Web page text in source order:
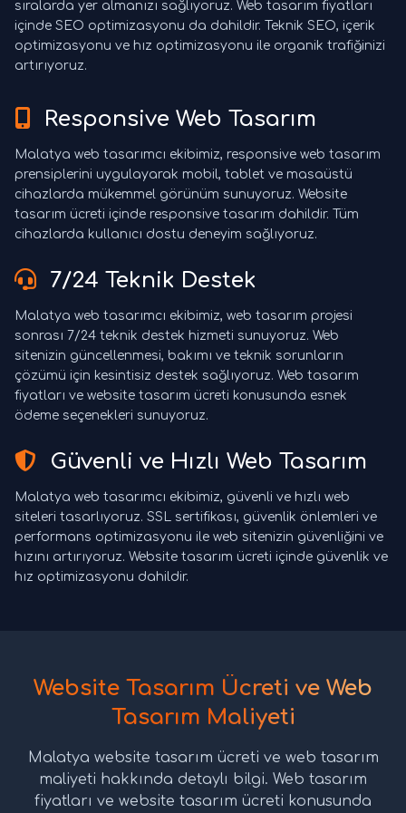
sıralarda yer almanızı sağlıyoruz. Web tasarım fiyatları
içinde SEO optimizasyonu da dahildir. Teknik SEO, içerik
optimizasyonu ve hız optimizasyonu ile organik trafiğinizi
artırıyoruz.
Responsive Web Tasarım
Malatya web tasarımcı ekibimiz, responsive web tasarım
prensiplerini uygulayarak mobil, tablet ve masaüstü
cihazlarda mükemmel görünüm sunuyoruz. Website
tasarım ücreti içinde responsive tasarım dahildir. Tüm
cihazlarda kullanıcı dostu deneyim sağlıyoruz.
7/24 Teknik Destek
Malatya web tasarımcı ekibimiz, web tasarım projesi
sonrası 7/24 teknik destek hizmeti sunuyoruz. Web
sitenizin güncellenmesi, bakımı ve teknik sorunların
çözümü için kesintisiz destek sağlıyoruz. Web tasarım
fiyatları ve website tasarım ücreti konusunda esnek
ödeme seçenekleri sunuyoruz.
Güvenli ve Hızlı Web Tasarım
Malatya web tasarımcı ekibimiz, güvenli ve hızlı web
siteleri tasarlıyoruz. SSL sertifikası, güvenlik önlemleri ve
performans optimizasyonu ile web sitenizin güvenliğini ve
hızını artırıyoruz. Website tasarım ücreti içinde güvenlik ve
hız optimizasyonu dahildir.
Website Tasarım Ücreti ve Web
Tasarım Maliyeti
Malatya website tasarım ücreti ve web tasarım
maliyeti hakkında detaylı bilgi. Web tasarım
fiyatları ve website tasarım ücreti konusunda